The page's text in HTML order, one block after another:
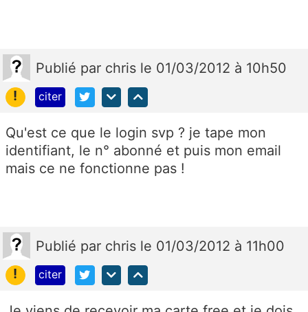
Publié par chris le 01/03/2012 à 10h50
!
citer
Qu'est ce que le login svp ? je tape mon
identifiant, le n° abonné et puis mon email
mais ce ne fonctionne pas !
Publié par chris le 01/03/2012 à 11h00
!
citer